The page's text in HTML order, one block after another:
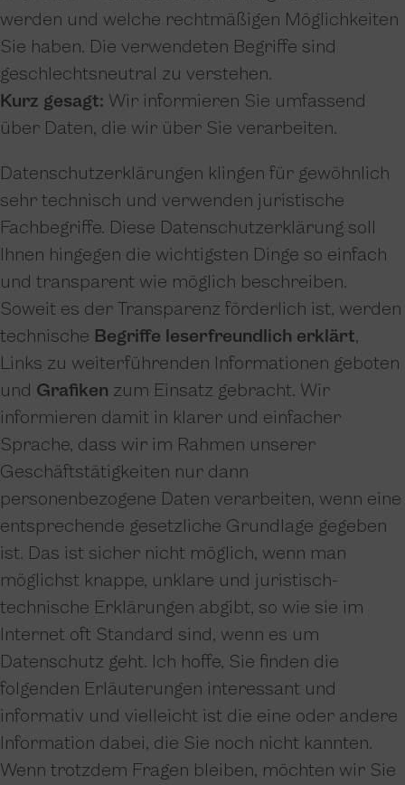
werden und welche rechtmäßigen Möglichkeiten
Sie haben. Die verwendeten Begriffe sind
geschlechtsneutral zu verstehen.
Kurz gesagt: Wir informieren Sie umfassend
über Daten, die wir über Sie verarbeiten.
Datenschutzerklärungen klingen für gewöhnlich
sehr technisch und verwenden juristische
Fachbegriffe. Diese Datenschutzerklärung soll
Ihnen hingegen die wichtigsten Dinge so einfach
und transparent wie möglich beschreiben.
Soweit es der Transparenz förderlich ist, werden
technische Begriffe leserfreundlich erklärt,
Links zu weiterführenden Informationen geboten
und Grafiken zum Einsatz gebracht. Wir
informieren damit in klarer und einfacher
Sprache, dass wir im Rahmen unserer
Geschäftstätigkeiten nur dann
personenbezogene Daten verarbeiten, wenn eine
entsprechende gesetzliche Grundlage gegeben
ist. Das ist sicher nicht möglich, wenn man
möglichst knappe, unklare und juristisch-
technische Erklärungen abgibt, so wie sie im
Internet oft Standard sind, wenn es um
Datenschutz geht. Ich hoffe, Sie finden die
folgenden Erläuterungen interessant und
informativ und vielleicht ist die eine oder andere
Information dabei, die Sie noch nicht kannten.
Wenn trotzdem Fragen bleiben, möchten wir Sie